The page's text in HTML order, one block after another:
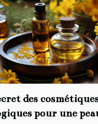
des
pour une